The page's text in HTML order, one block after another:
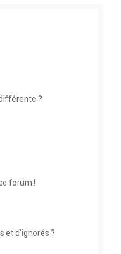
?
forum !
et d’ignorés ?